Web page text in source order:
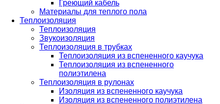
Греющий кабель
Материалы для теплого пола
Теплоизоляция
Теплоизоляция
Звукоизоляция
Теплоизоляция в трубках
Теплоизоляция из вспененного каучука
Теплоизоляция из вспененного
полиэтилена
Теплоизоляция в рулонах
Изоляция из вспененного каучука
Изоляция из вспененного полиэтилена